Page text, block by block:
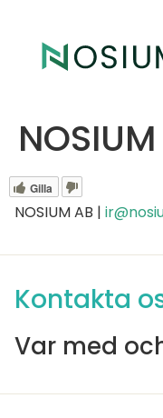
Gilla
NOSIUM AB |
Kontakta
Var med